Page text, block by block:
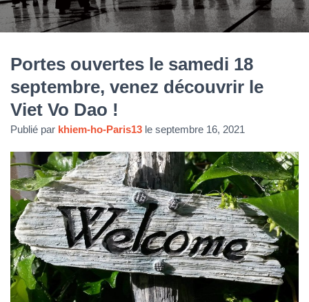
A
N
A
Portes ouvertes le samedi 18
septembre, venez découvrir le
Viet Vo Dao !
Publié par khiem-ho-Paris13 le septembre 16, 2021